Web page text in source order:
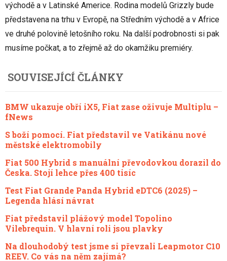
východě a v Latinské Americe. Rodina modelů Grizzly bude
představena na trhu v Evropě, na Středním východě a v Africe
ve druhé polovině letošního roku. Na další podrobnosti si pak
musíme počkat, a to zřejmě až do okamžiku premiéry.
SOUVISEJÍCÍ ČLÁNKY
BMW ukazuje obří iX5, Fiat zase oživuje Multiplu –
fNews
S boží pomocí. Fiat představil ve Vatikánu nové
městské elektromobily
Fiat 500 Hybrid s manuální převodovkou dorazil do
Česka. Stojí lehce přes 400 tisíc
Test Fiat Grande Panda Hybrid eDTC6 (2025) –
Legenda hlásí návrat
Fiat představil plážový model Topolino
Vilebrequin. V hlavní roli jsou plavky
Na dlouhodobý test jsme si převzali Leapmotor C10
REEV. Co vás na něm zajímá?